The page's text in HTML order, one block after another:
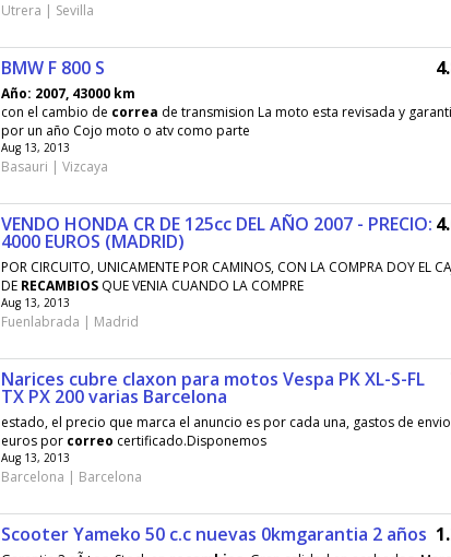
Utrera | Sevilla
BMW F 800 S
Año: 2007, 43000 km
con el cambio de correa de transmision La moto esta revisada y
por un año Cojo moto o atv como parte
Aug 13, 2013
Basauri | Vizcaya
VENDO HONDA CR DE 125cc DEL AÑO 2007 - PRECIO:
4000 EUROS (MADRID)
POR CIRCUITO, UNICAMENTE POR CAMINOS, CON LA COMPRA DOY EL
DE RECAMBIOS QUE VENIA CUANDO LA COMPRE
Aug 13, 2013
Fuenlabrada | Madrid
Narices cubre claxon para motos Vespa PK XL-S-FL
TX PX 200 varias Barcelona
estado, el precio que marca el anuncio es por cada una, gastos de
euros por correo certificado.Disponemos
Aug 13, 2013
Barcelona | Barcelona
Scooter Yameko 50 c.c nuevas 0kmgarantia 2 años